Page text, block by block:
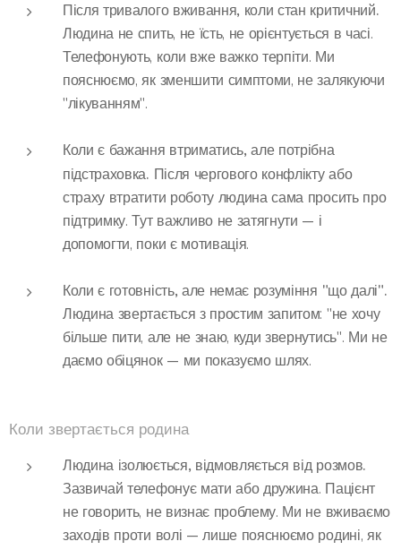
Після тривалого вживання, коли стан критичний.
Людина не спить, не їсть, не орієнтується в часі.
Телефонують, коли вже важко терпіти. Ми
пояснюємо, як зменшити симптоми, не залякуючи
"лікуванням".
Коли є бажання втриматись, але потрібна
підстраховка. Після чергового конфлікту або
страху втратити роботу людина сама просить про
підтримку. Тут важливо не затягнути — і
допомогти, поки є мотивація.
Коли є готовність, але немає розуміння "що далі".
Людина звертається з простим запитом: "не хочу
більше пити, але не знаю, куди звернутись". Ми не
даємо обіцянок — ми показуємо шлях.
Коли звертається родина
Людина ізолюється, відмовляється від розмов.
Зазвичай телефонує мати або дружина. Пацієнт
не говорить, не визнає проблему. Ми не вживаємо
заходів проти волі — лише пояснюємо родині, як